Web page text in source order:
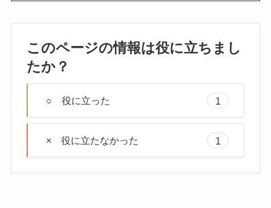
このページの情報は役に立ちまし
たか？
○ 役に立った 1
× 役に立たなかった 1